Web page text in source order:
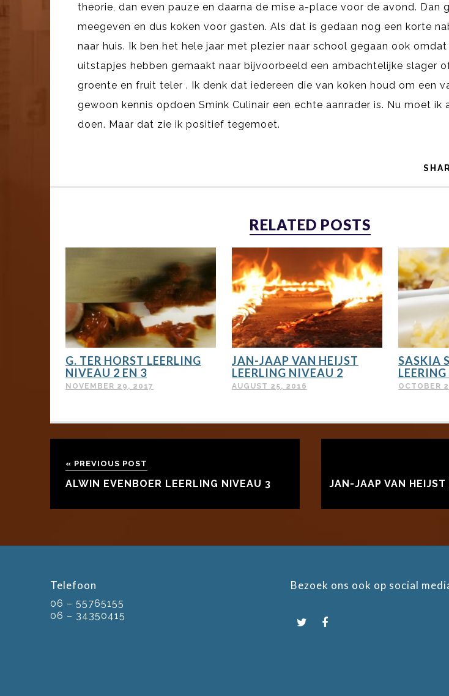
theorie, dan even pauze en daarna de mise a-place voor de avond. Dan
meegeven en dus koken voor gasten. Als dat is gedaan nog een korte
naar huis. Ik ben het hele jaar met plezier naar school gegaan ook
uitstapjes hebben gemaakt naar bijvoorbeeld een ambachtelijke slager
groente en fruit teler . Ik denk dat iedereen die van koken houd om een
gewoon kennis opdoen Smink Culinair een echte aanrader is. Nu moet ik
doen. Maar dat zie ik positief tegemoet.
RELATED POSTS
G. TER HORST LEERLING
NIVEAU 2 EN 3
NOVEMBER 29, 2017
JAN-JAAP VAN HEIJST
LEERLING NIVEAU 2
AUGUST 25, 2016
SASKIA
OCTOBER
« PREVIOUS POST
ALWIN EVENBOER LEERLING NIVEAU 3 JAN-JAAP VAN
Telefoon
06 – 55765155
06 – 34350415
Bezoek ons ook op social